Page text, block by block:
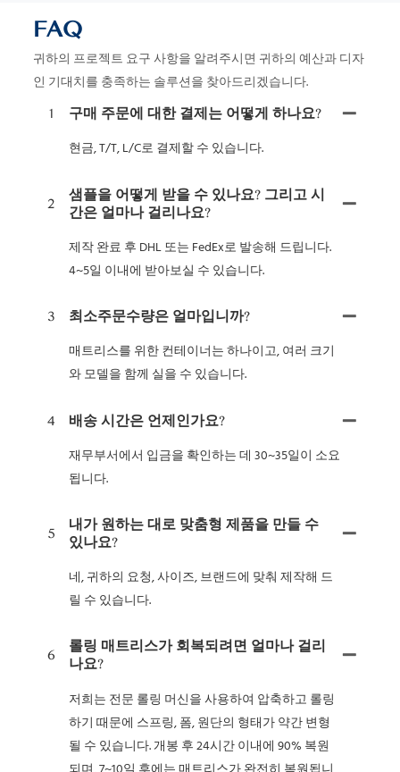
FAQ
귀하의 프로젝트 요구 사항을 알려주시면 귀하의 예산과 디자
인 기대치를 충족하는 솔루션을 찾아드리겠습니다.
1 구매 주문에 대한 결제는 어떻게 하나요?
현금, T/T, L/C로 결제할 수 있습니다.
2
샘플을 어떻게 받을 수 있나요? 그리고 시
간은 얼마나 걸리나요?
제작 완료 후 DHL 또는 FedEx로 발송해 드립니다.
4~5일 이내에 받아보실 수 있습니다.
3 최소주문수량은 얼마입니까?
매트리스를 위한 컨테이너는 하나이고, 여러 크기
와 모델을 함께 실을 수 있습니다.
4 배송 시간은 언제인가요?
재무부서에서 입금을 확인하는 데 30~35일이 소요
됩니다.
5
내가 원하는 대로 맞춤형 제품을 만들 수
있나요?
네, 귀하의 요청, 사이즈, 브랜드에 맞춰 제작해 드
릴 수 있습니다.
6
롤링 매트리스가 회복되려면 얼마나 걸리
나요?
저희는 전문 롤링 머신을 사용하여 압축하고 롤링
하기 때문에 스프링, 폼, 원단의 형태가 약간 변형
될 수 있습니다. 개봉 후 24시간 이내에 90% 복원